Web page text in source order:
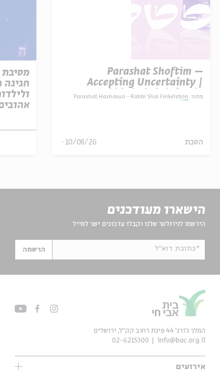
Parashat Shoftim –
Accepting Uncertainty |
Rabbi Shai Finkelstein
מתוך: Parashat Hashavua - Rabbi Shai Finkelstein
הסכת 10/08/26
חגיגה
הישארו מעודכנים
הירשמו לניוזלטר שלנו וקבלו עדכונים ישר למייל
*כתובת דוא"ל הרשמה
אירועים
המלך ג'ורג' 44 פינת רחוב קק״ל, ירושלים
info@bac.org.il
02-6215300